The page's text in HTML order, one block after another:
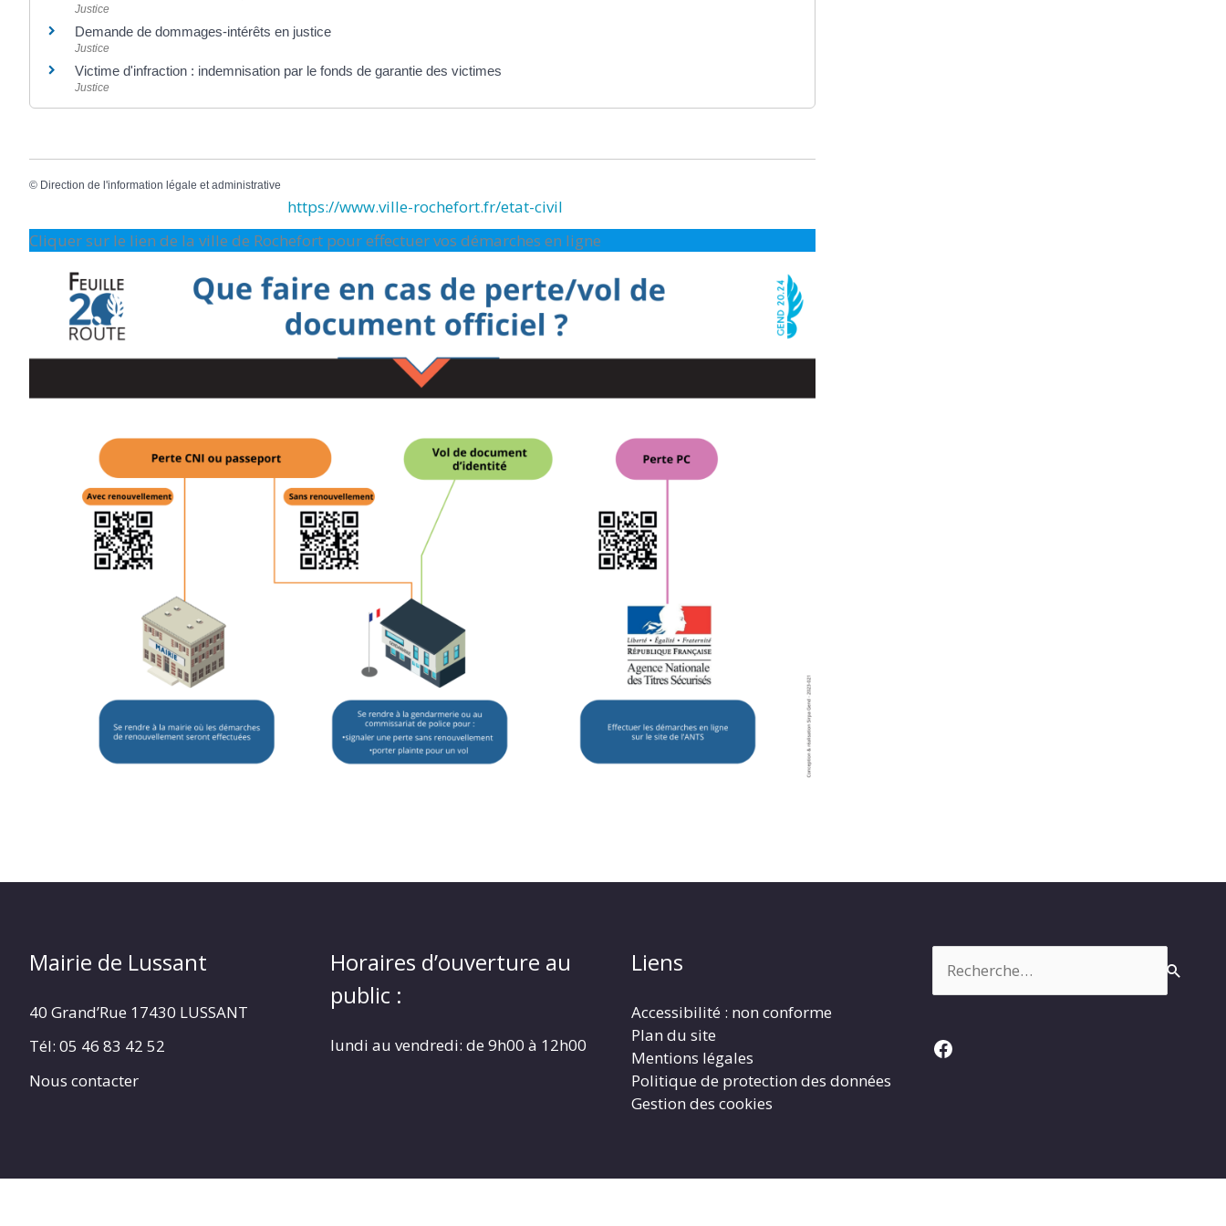
Justice
Demande de dommages-intérêts en justice
Justice
Victime d'infraction : indemnisation par le fonds de garantie des victimes
Justice
© Direction de l'information légale et administrative
https://www.ville-rochefort.fr/etat-civil
Cliquer sur le lien de la ville de Rochefort pour effectuer vos démarches en ligne
Mairie de Lussant
40 Grand’Rue 17430 LUSSANT
Tél: 05 46 83 42 52
Nous contacter
Horaires d’ouverture au
public :
lundi au vendredi: de 9h00 à 12h00
Liens
Accessibilité : non conforme
Plan du site
Mentions légales
Politique de protection des données
Gestion des cookies
Facebook